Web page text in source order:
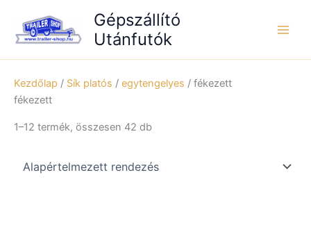
content
Gépszállító
Utánfutók
Kezdőlap / Sík platós / egytengelyes / fékezett
fékezett
1–12 termék, összesen 42 db